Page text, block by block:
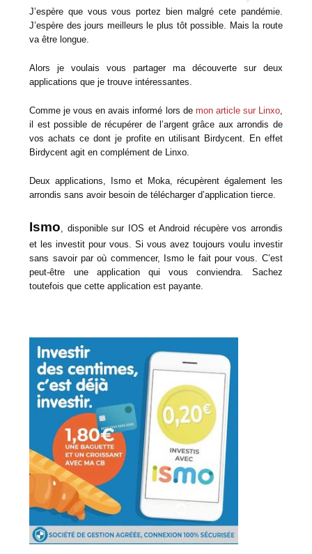
J’espère que vous vous portez bien malgré cete pandémie.
J’espère des jours meilleurs le plus tôt possible. Mais la route
va être longue.
Alors je voulais vous partager ma découverte sur deux
applications que je trouve intéressantes.
Comme je vous en avais informé lors de mon article sur Linxo,
il est possible de récupérer de l’argent grâce aux arrondis de
vos achats ce dont je profite en utilisant Birdycent. En effet
Birdycent agit en complément de Linxo.
Deux applications, Ismo et Moka, récupèrent également les
arrondis sans avoir besoin de télécharger d’application tierce.
Ismo , disponible sur IOS et Android récupère vos arrondis
et les investit pour vous. Si vous avez toujours voulu investir
sans savoir par où commencer, Ismo le fait pour vous. C’est
peut-être une application qui vous conviendra. Sachez
toutefois que cette application est payante.